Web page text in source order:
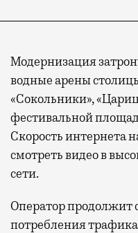
Модернизация
водные арены
«Сокольники»,
фестивальной
Скорость интернета
смотреть видео в
сети.
Оператор продолжит
потребления